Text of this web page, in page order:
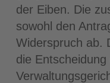
der Eiben. Die
sowohl den
Widerspruch ab.
die